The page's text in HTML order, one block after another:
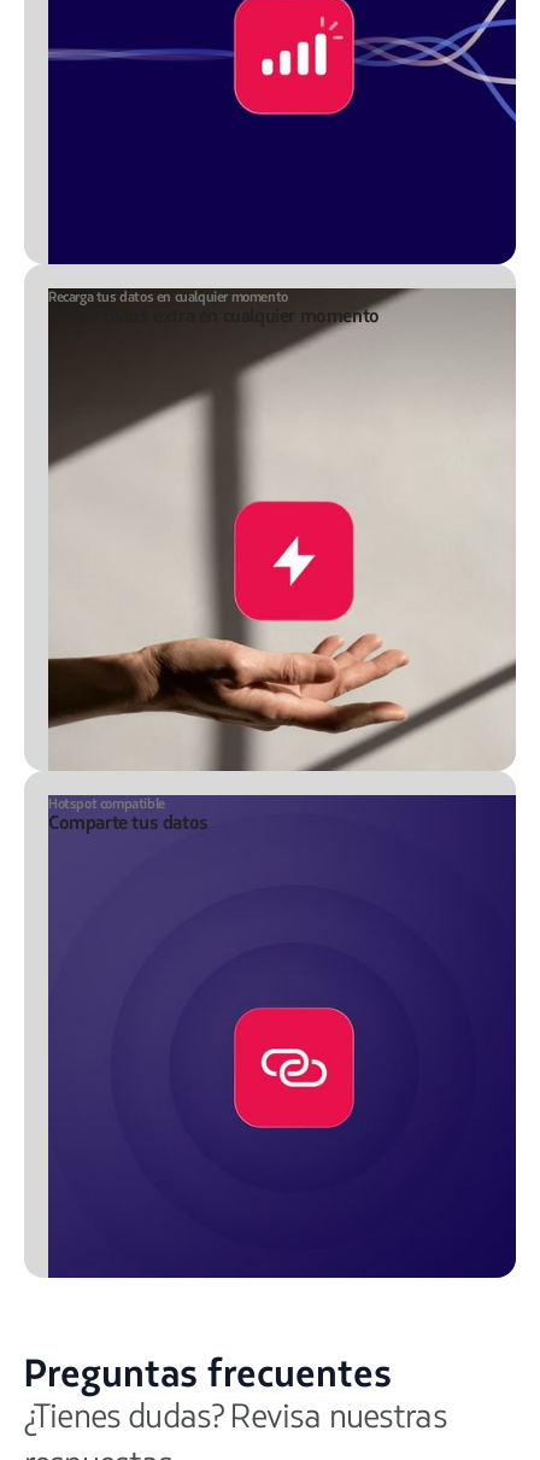
Recarga tus datos en cualquier momento
Añade datos extra en cualquier momento
Hotspot compatible
Comparte tus datos
Preguntas frecuentes
¿Tienes dudas? Revisa nuestras